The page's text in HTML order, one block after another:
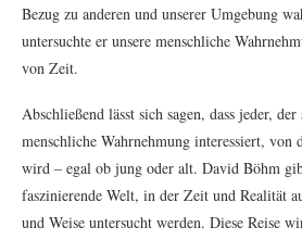
Bezug zu anderen und unserer Umgebung
untersuchte er unsere menschliche
von Zeit.
Abschließend lässt sich sagen, dass jeder,
menschliche Wahrnehmung interessiert, von
wird – egal ob jung oder alt. David Böhm
faszinierende Welt, in der Zeit und Realität
und Weise untersucht werden. Diese Reise